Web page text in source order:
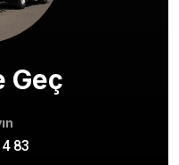
Geç
83